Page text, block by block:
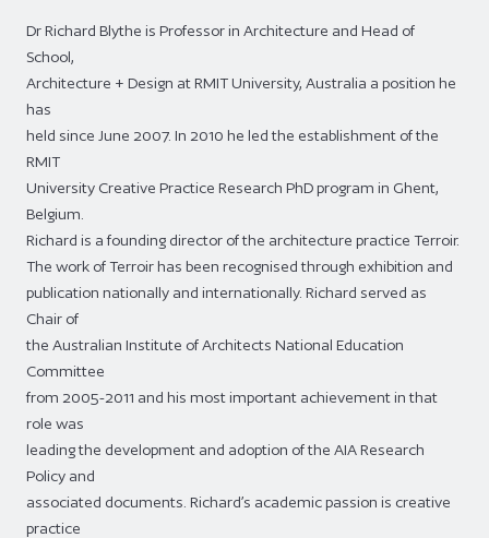
Dr Richard Blythe is Professor in Architecture and Head of
School,
Architecture + Design at RMIT University, Australia a position he
has
held since June 2007. In 2010 he led the establishment of the
RMIT
University Creative Practice Research PhD program in Ghent,
Belgium.
Richard is a founding director of the architecture practice Terroir.
The work of Terroir has been recognised through exhibition and
publication nationally and internationally. Richard served as
Chair of
the Australian Institute of Architects National Education
Committee
from 2005-2011 and his most important achievement in that
role was
leading the development and adoption of the AIA Research
Policy and
associated documents. Richard’s academic passion is creative
practice